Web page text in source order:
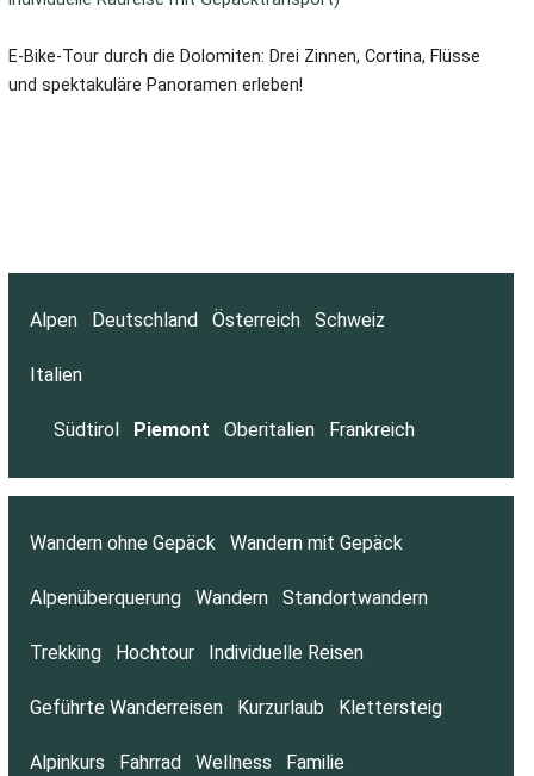
E-Bike-Tour durch die Dolomiten: Drei Zinnen, Cortina, Flüsse
und spektakuläre Panoramen erleben!
Alpen Deutschland Österreich Schweiz
Italien
Südtirol Piemont Oberitalien Frankreich
Wandern ohne Gepäck Wandern mit Gepäck
Alpenüberquerung Wandern Standortwandern
Trekking Hochtour Individuelle Reisen
Geführte Wanderreisen Kurzurlaub Klettersteig
Alpinkurs Fahrrad Wellness Familie